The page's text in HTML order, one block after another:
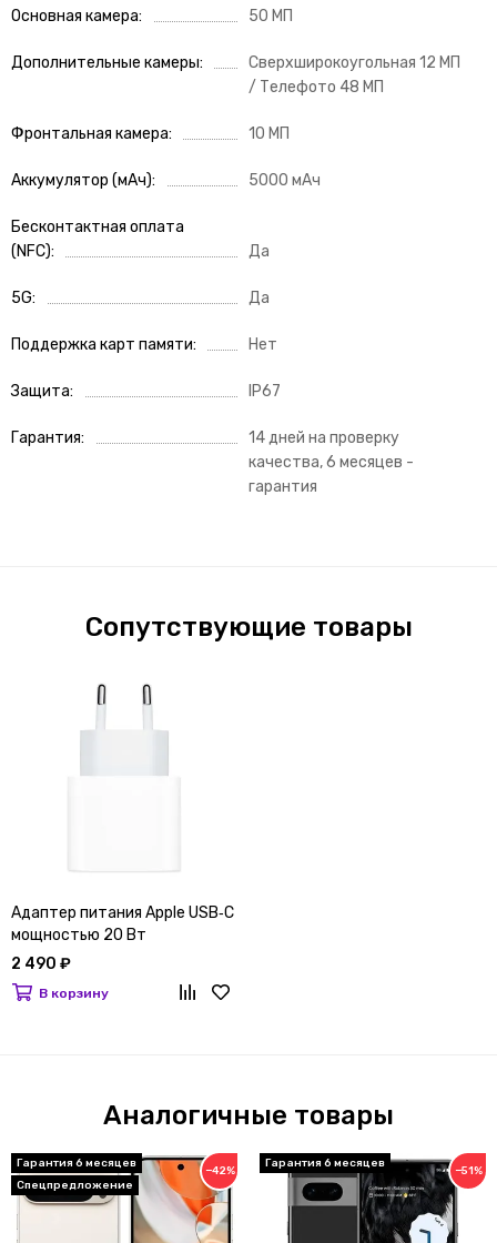
Основная камера 50 МП
Дополнительные камеры
Сверхширокоугольная 12 МП
/ Телефото 48 МП
Фронтальная камера 10 МП
Аккумулятор (мАч) 5000 мАч
Бесконтактная оплата
(NFC)
Да
5G Да
Поддержка карт памяти Нет
Защита IP67
Гарантия
14 дней на проверку
качества, 6 месяцев -
гарантия
Сопутствующие товары
Адаптер питания Apple USB‑C
мощностью 20 Вт
2 490 ₽
В корзину
Аналогичные товары
Гарантия 6 месяцев
Спецпредложение
−42%
Гарантия 6 месяцев
−51%